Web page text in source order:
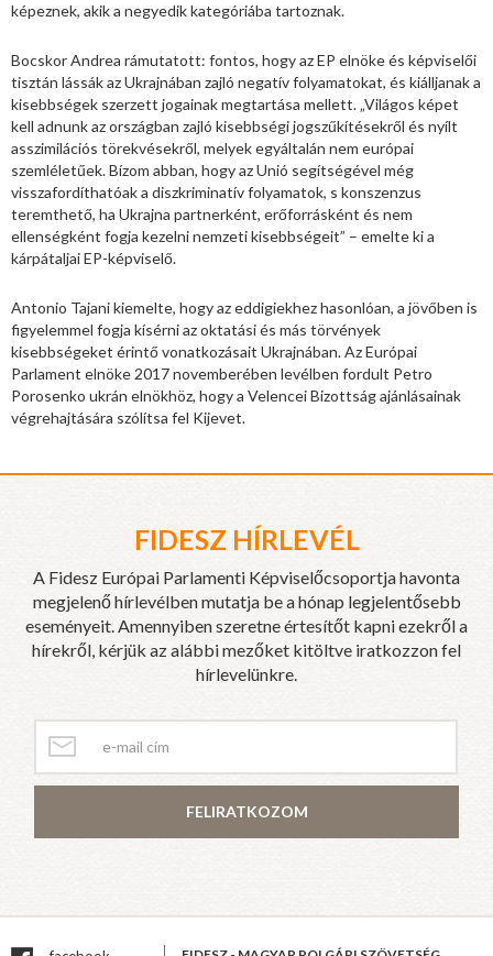
képeznek, akik a negyedik kategóriába tartoznak.
Bocskor Andrea rámutatott: fontos, hogy az EP elnöke és képviselői
tisztán lássák az Ukrajnában zajló negatív folyamatokat, és kiálljanak a
kisebbségek szerzett jogainak megtartása mellett. „Világos képet
kell adnunk az országban zajló kisebbségi jogszűkítésekről és nyílt
asszimilációs törekvésekről, melyek egyáltalán nem európai
szemléletűek. Bízom abban, hogy az Unió segítségével még
visszafordíthatóak a diszkriminatív folyamatok, s konszenzus
teremthető, ha Ukrajna partnerként, erőforrásként és nem
ellenségként fogja kezelni nemzeti kisebbségeit” – emelte ki a
kárpátaljai EP-képviselő.
Antonio Tajani kiemelte, hogy az eddigiekhez hasonlóan, a jövőben is
figyelemmel fogja kísérni az oktatási és más törvények
kisebbségeket érintő vonatkozásait Ukrajnában. Az Európai
Parlament elnöke 2017 novemberében levélben fordult Petro
Porosenko ukrán elnökhöz, hogy a Velencei Bizottság ajánlásainak
végrehajtására szólítsa fel Kijevet.
FIDESZ HÍRLEVÉL
A Fidesz Európai Parlamenti Képviselőcsoportja havonta
megjelenő hírlevélben mutatja be a hónap legjelentősebb
eseményeit. Amennyiben szeretne értesítőt kapni ezekről a
hírekről, kérjük az alábbi mezőket kitöltve iratkozzon fel
hírlevelünkre.
FELIRATKOZOM